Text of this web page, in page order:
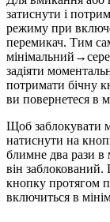
затиснути і
режиму при
перемикач. Тим
задіяти
потримати бічну
ви повернетеся в
Щоб заблокувати
натиснути на
блимне два рази
він заблокований.
кнопку протягом
включиться в